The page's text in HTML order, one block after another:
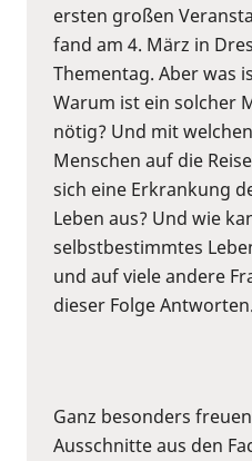
ersten großen
fand am 4. März in
Thementag. Aber was
Warum ist ein solcher
nötig? Und mit
Menschen auf die
sich eine Erkrankung
Leben aus? Und wie
selbstbestimmtes
und auf viele andere
dieser Folge Antworten.
Ganz besonders
Ausschnitte aus den